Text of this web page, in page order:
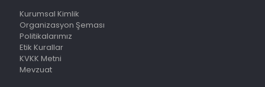
Kurumsal Kimlik
Organizasyon Şeması
Politikalarımız
Etik Kurallar
KVKK Metni
Mevzuat